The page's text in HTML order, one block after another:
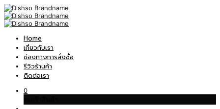
Home
เกี่ยวกับเรา
ช่องทางการสั่งซื้อ
รีวิวร้านค้า
ติดต่อเรา
0